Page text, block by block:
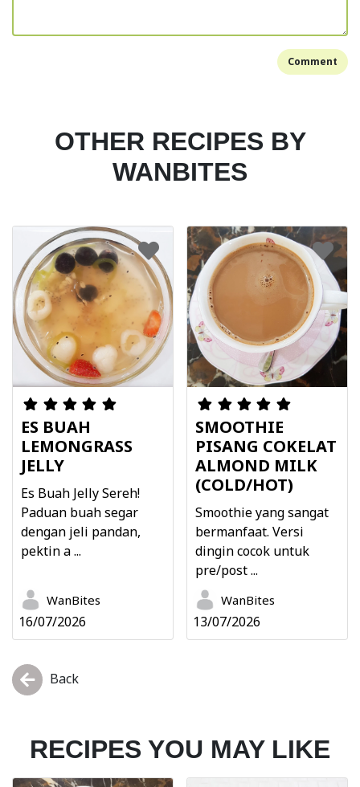
Comment
OTHER RECIPES BY
WANBITES
ES BUAH
LEMONGRASS
JELLY
Es Buah Jelly Sereh!
Paduan buah segar
dengan jeli pandan,
pektin a ...
WanBites
16/07/2026
SMOOTHIE
PISANG COKELAT
ALMOND MILK
(COLD/HOT)
Smoothie yang sangat
bermanfaat. Versi
dingin cocok untuk
pre/post ...
WanBites
13/07/2026
Back
RECIPES YOU MAY LIKE